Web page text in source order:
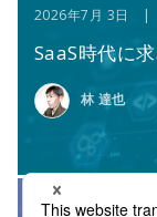
2026年7月 3日 |
SaaS時代に
林 達也
2026年6月29日